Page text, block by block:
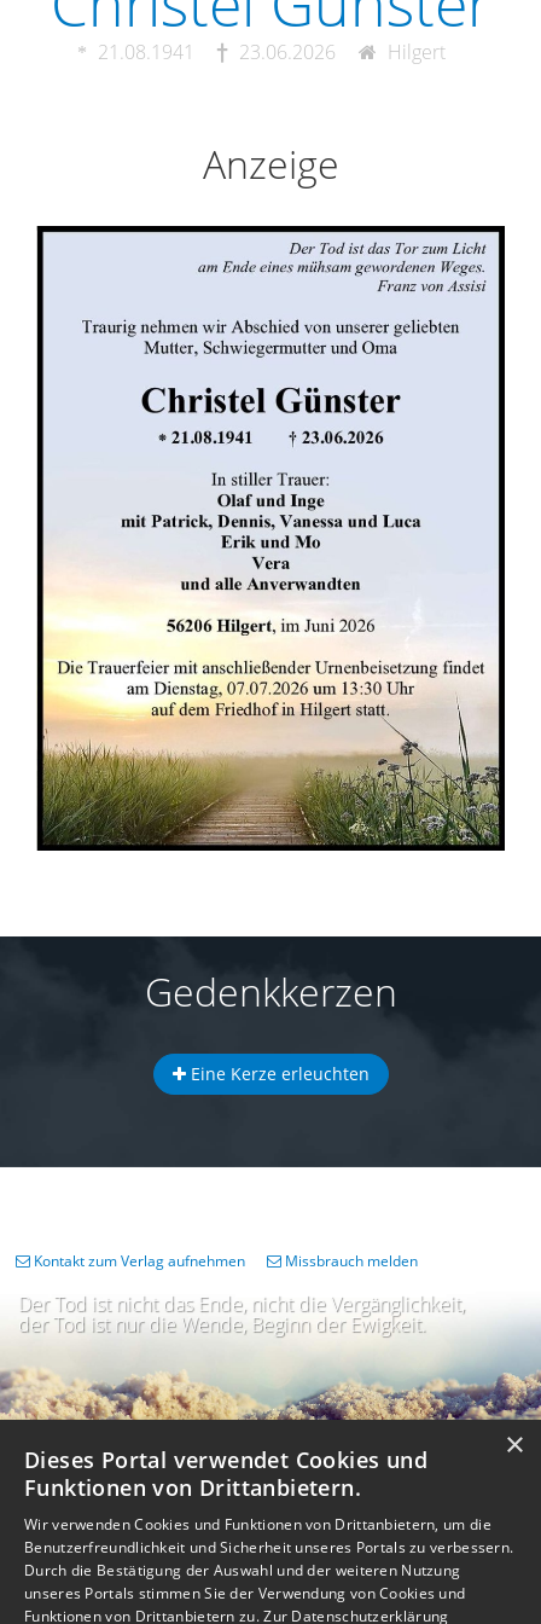
21.08.1941 23.06.2026 Hilgert
Anzeige
Gedenkkerzen
Eine Kerze erleuchten
Der Tod ist nicht das Ende, nicht die Vergänglichkeit,
der Tod ist nur die Wende, Beginn der Ewigkeit.
Kontakt zum Verlag aufnehmen Missbrauch melden
Impressum Nutzungsbedingungen Datenschutz
AGB
Barrierefreiheit
Barriere melden IAccessibility-Modus aktivieren
×
Dieses Portal verwendet Cookies und
Funktionen von Drittanbietern.
Wir verwenden Cookies und Funktionen von Drittanbietern, um die
Benutzerfreundlichkeit und Sicherheit unseres Portals zu verbessern.
Durch die Bestätigung der Auswahl und der weiteren Nutzung
unseres Portals stimmen Sie der Verwendung von Cookies und
Funktionen von Drittanbietern zu.Zur Datenschutzerklärung